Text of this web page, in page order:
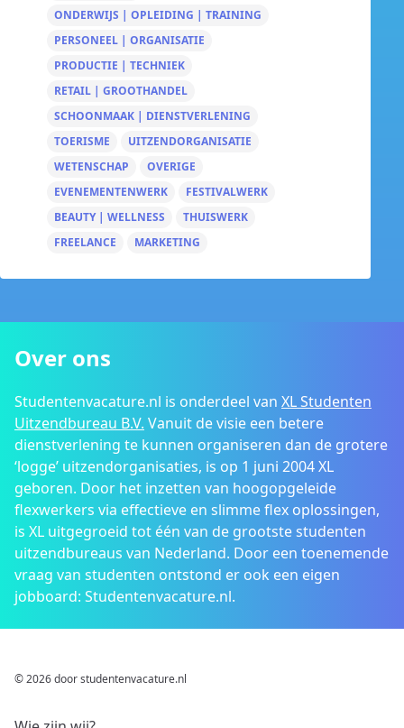
ONDERWIJS | OPLEIDING | TRAINING
PERSONEEL | ORGANISATIE
PRODUCTIE | TECHNIEK
RETAIL | GROOTHANDEL
SCHOONMAAK | DIENSTVERLENING
TOERISME
UITZENDORGANISATIE
WETENSCHAP
OVERIGE
EVENEMENTENWERK
FESTIVALWERK
BEAUTY | WELLNESS
THUISWERK
FREELANCE
MARKETING
Over ons
Studentenvacature.nl is onderdeel van XL Studenten
Uitzendbureau B.V. Vanuit de visie een betere
dienstverlening te kunnen organiseren dan de grotere
‘logge’ uitzendorganisaties, is op 1 juni 2004 XL
geboren. Door het inzetten van hoogopgeleide
flexwerkers via effectieve en slimme flex oplossingen,
is XL uitgegroeid tot één van de grootste studenten
uitzendbureaus van Nederland. Door een toenemende
vraag van studenten ontstond er ook een eigen
jobboard: Studentenvacature.nl.
© 2026 door studentenvacature.nl